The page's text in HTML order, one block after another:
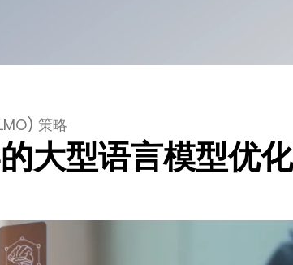
策略
大型语言模型优化